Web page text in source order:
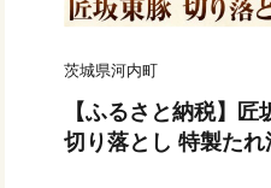
茨城県河内町
【ふるさと納税】匠
切り落とし 特製たれ
×8パック) 株式会